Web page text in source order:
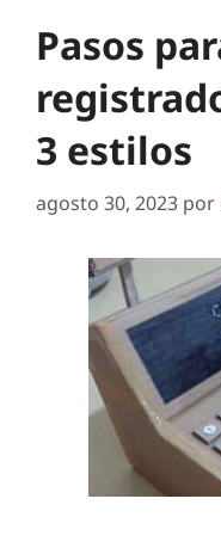
Pasos
3 estilos
agosto 30, 2023 por